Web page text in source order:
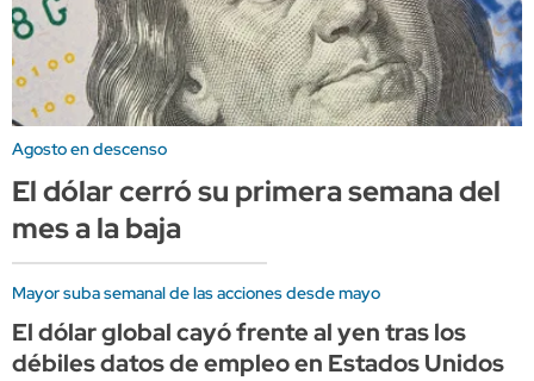
Agosto en descenso
El dólar cerró su primera semana del
mes a la baja
Mayor suba semanal de las acciones desde mayo
El dólar global cayó frente al yen tras los
débiles datos de empleo en Estados Unidos